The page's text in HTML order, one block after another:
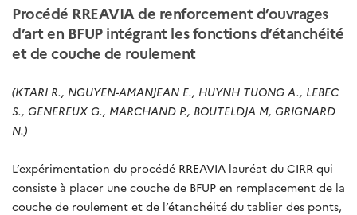
Procédé RREAVIA de renforcement d’ouvrages
d’art en BFUP intégrant les fonctions d’étanchéité
et de couche de roulement
(KTARI R., NGUYEN-AMANJEAN E., HUYNH TUONG A., LEBEC
S., GENEREUX G., MARCHAND P., BOUTELDJA M, GRIGNARD
N.)
L’expérimentation du procédé RREAVIA lauréat du CIRR qui
consiste à placer une couche de BFUP en remplacement de la
couche de roulement et de l’étanchéité du tablier des ponts,